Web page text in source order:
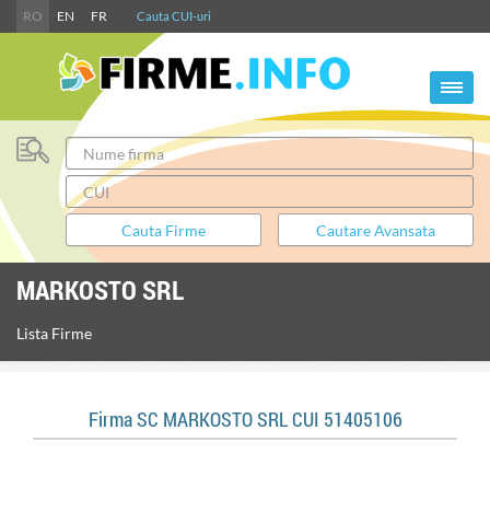
RO EN FR Cauta CUI-uri
MARKOSTO SRL
Lista Firme
Firma SC MARKOSTO SRL CUI 51405106